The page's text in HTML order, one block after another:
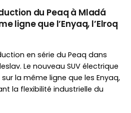
du Peaq à Mladá
ligne que l’Enyaq, l’Elroq
en série du Peaq dans
Le nouveau SUV électrique
la même ligne que les Enyaq,
la flexibilité industrielle du